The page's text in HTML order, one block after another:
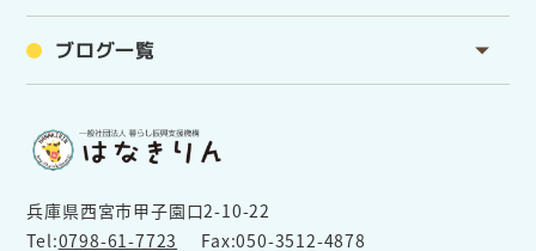
ブログ一覧
兵庫県西宮市甲子園口2-10-22
Tel:0798-61-7723 Fax:050-3512-4878